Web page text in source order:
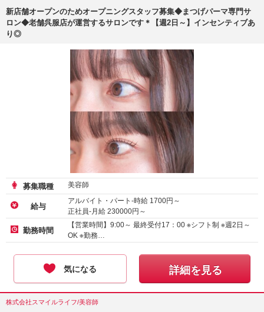
新店舗オープンのためオープニングスタッフ募集◆まつげパーマ専門サ
ロン◆老舗呉服店が運営するサロンです＊【週2日～】インセンティブあ
り◎
募集職種 美容師
給与
アルバイト・パート-時給 1700円～
正社員-月給 230000円～
勤務時間
【営業時間】9:00～ 最終受付17：00 ※シフト制 ※週2日～
OK ※勤務…
気になる 詳細を見る
株式会社スマイルライフ/美容師